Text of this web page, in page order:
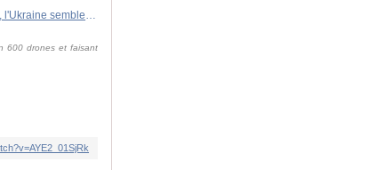
"En termes de capacité de drones, l'Ukraine semble avoir franchi un cap supplémentaire"
600 drones et faisant